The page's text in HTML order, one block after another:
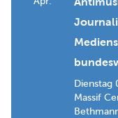
Dienstag
Massif